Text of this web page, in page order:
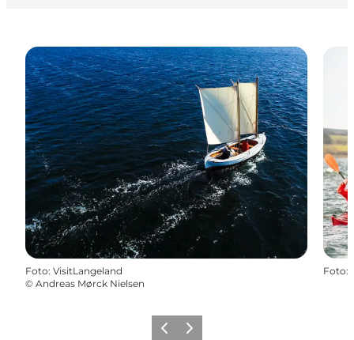
Foto: VisitLangeland
© Andreas Mørck Nielsen
Foto:
ForrigeNæste